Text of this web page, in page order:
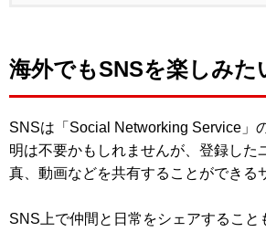
海外でもSNSを楽しみた
SNSは「Social Networking Service」
明は不要かもしれませんが、登録した
真、動画などを共有することができる
SNS上で仲間と日常をシェアすること